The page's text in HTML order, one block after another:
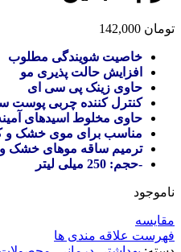
تومان
خاصیت شویندگی مطلوب
افزایش حالت پذیری مو
حاوی زینک پی سی ای
کنترل کننده چربی پوست
حاوی مخلوط اسیدهای
مناسب برای موی خشک
ترمیم ساقه موهای خشک و
-حجم: 250 میلی لیتر
ناموجود
مقایسه
فهرست علاقه مندی ها